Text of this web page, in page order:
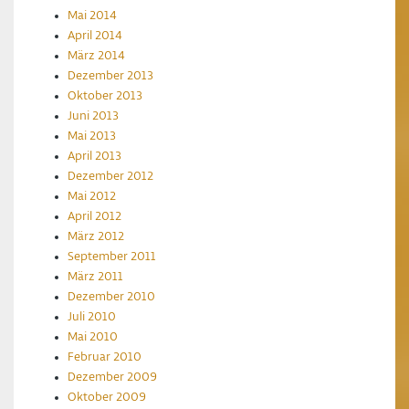
Mai 2014
April 2014
März 2014
Dezember 2013
Oktober 2013
Juni 2013
Mai 2013
April 2013
Dezember 2012
Mai 2012
April 2012
März 2012
September 2011
März 2011
Dezember 2010
Juli 2010
Mai 2010
Februar 2010
Dezember 2009
Oktober 2009